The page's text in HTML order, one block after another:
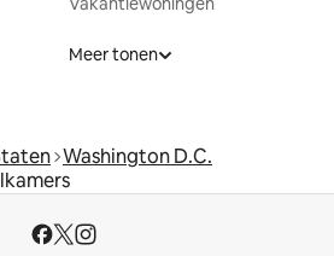
Meer tonen
Washington D.C.